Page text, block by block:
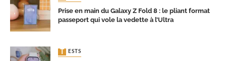
Prise en main du Galaxy Z Fold 8 : le pliant format
passeport qui vole la vedette à l’Ultra
TESTS